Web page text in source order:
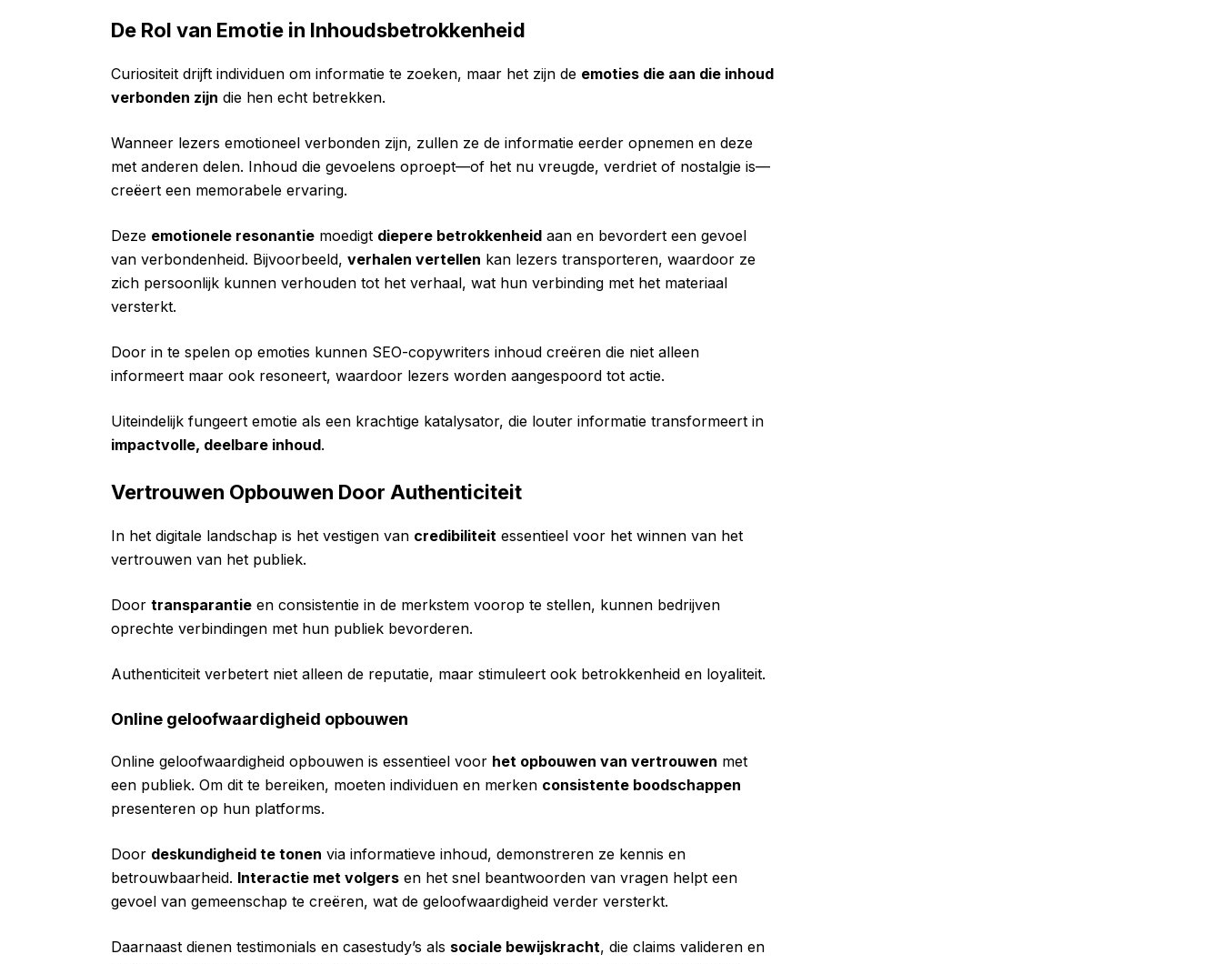
De Rol van Emotie in Inhoudsbetrokkenheid
Curiositeit drijft individuen om informatie te zoeken, maar het zijn de emoties die aan die inhoud
verbonden zijn die hen echt betrekken.
Wanneer lezers emotioneel verbonden zijn, zullen ze de informatie eerder opnemen en deze
met anderen delen. Inhoud die gevoelens oproept—of het nu vreugde, verdriet of nostalgie is—
creëert een memorabele ervaring.
Deze emotionele resonantie moedigt diepere betrokkenheid aan en bevordert een gevoel
van verbondenheid. Bijvoorbeeld, verhalen vertellen kan lezers transporteren, waardoor ze
zich persoonlijk kunnen verhouden tot het verhaal, wat hun verbinding met het materiaal
versterkt.
Door in te spelen op emoties kunnen SEO-copywriters inhoud creëren die niet alleen
informeert maar ook resoneert, waardoor lezers worden aangespoord tot actie.
Uiteindelijk fungeert emotie als een krachtige katalysator, die louter informatie transformeert in
impactvolle, deelbare inhoud.
Vertrouwen Opbouwen Door Authenticiteit
In het digitale landschap is het vestigen van credibiliteit essentieel voor het winnen van het
vertrouwen van het publiek.
Door transparantie en consistentie in de merkstem voorop te stellen, kunnen bedrijven
oprechte verbindingen met hun publiek bevorderen.
Authenticiteit verbetert niet alleen de reputatie, maar stimuleert ook betrokkenheid en loyaliteit.
Online geloofwaardigheid opbouwen
Online geloofwaardigheid opbouwen is essentieel voor het opbouwen van vertrouwen met
een publiek. Om dit te bereiken, moeten individuen en merken consistente boodschappen
presenteren op hun platforms.
Door deskundigheid te tonen via informatieve inhoud, demonstreren ze kennis en
betrouwbaarheid. Interactie met volgers en het snel beantwoorden van vragen helpt een
gevoel van gemeenschap te creëren, wat de geloofwaardigheid verder versterkt.
Daarnaast dienen testimonials en casestudy’s als sociale bewijskracht, die claims valideren en